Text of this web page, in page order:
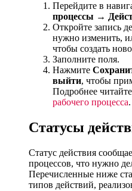
Перейдите в
процессы →
Откройте запись
нужно изменить,
чтобы создать
Заполните поля.
Нажмите
выйти, чтобы
Подробнее читайте
рабочего процесса.
Статусы
Статус действия
процессов, что нужно
Перечисленные ниже
типов действий,